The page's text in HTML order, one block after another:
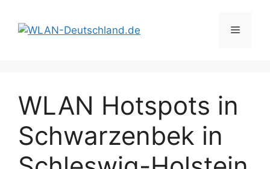
Inhalt
springen
Menü
WLAN Hotspots in
Schwarzenbek in